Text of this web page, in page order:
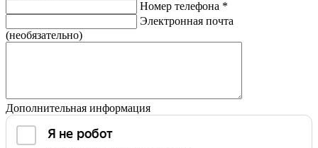
Номер телефона *
Электронная почта
(необязательно)
Дополнительная информация